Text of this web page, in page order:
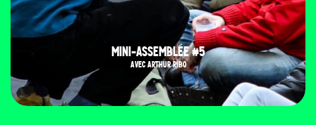
MINI-ASSEMBLÉE #5
AVEC ARTHUR RIBO